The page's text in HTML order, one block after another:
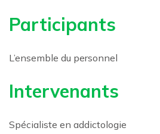
Participants
L’ensemble du personnel
Intervenants
Spécialiste en addictologie